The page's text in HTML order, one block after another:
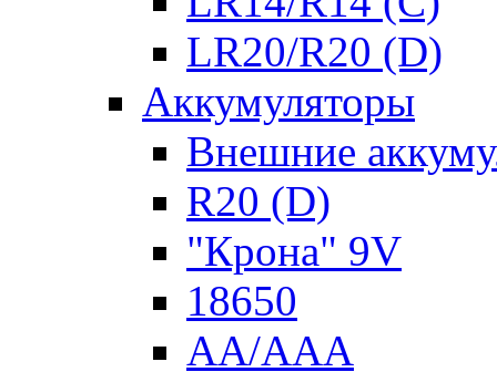
LR20/R20 (D)
Аккумуляторы
Внешние
R20 (D)
"Крона" 9V
18650
AA/AAA